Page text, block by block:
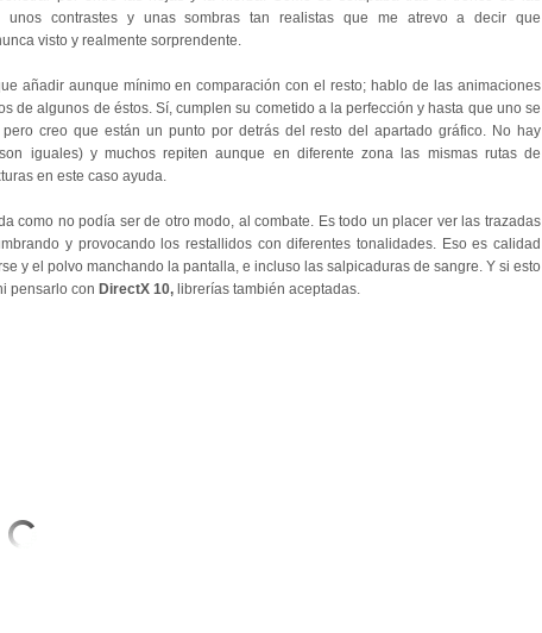
unos contrastes y unas sombras tan realistas que me atrevo a decir que
visto y realmente sorprendente.
añadir aunque mínimo en comparación con el resto; hablo de las animaciones
de algunos de éstos. Sí, cumplen su cometido a la perfección y hasta que uno se
creo que están un punto por detrás del resto del apartado gráfico. No hay
iguales) y muchos repiten aunque en diferente zona las mismas rutas de
en este caso ayuda.
como no podía ser de otro modo, al combate. Es todo un placer ver las trazadas
y provocando los restallidos con diferentes tonalidades. Eso es calidad
y el polvo manchando la pantalla, e incluso las salpicaduras de sangre. Y si esto
pensarlo con DirectX 10, librerías también aceptadas.